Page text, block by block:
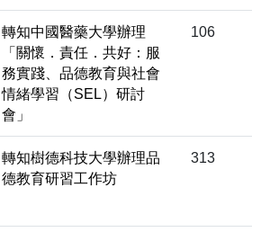
轉知中國醫藥大學辦理
「關懷．責任．共好：服
務實踐、品德教育與社會
情緒學習（SEL）研討
會」
106
轉知樹德科技大學辦理品
德教育研習工作坊
313